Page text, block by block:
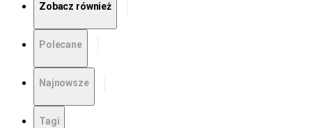
Zobacz również
Polecane
Najnowsze
Tagi